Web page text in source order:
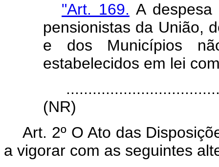
"Art. 169. A
pensionistas da União,
e dos Municípios
estabelecidos em lei
(NR)
Art. 2º O Ato das
a vigorar com as seguintes